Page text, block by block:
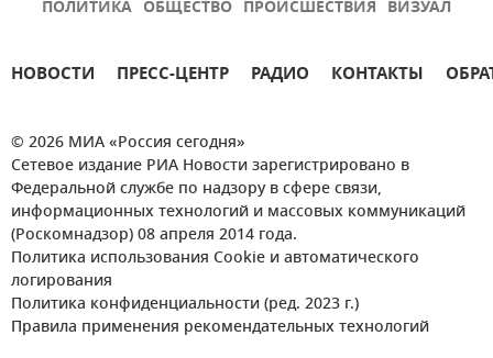
ПОЛИТИКА ОБЩЕСТВО ПРОИСШЕСТВИЯ ВИЗУАЛ
НОВОСТИ ПРЕСС-ЦЕНТР РАДИО КОНТАКТЫ
© 2026 МИА «Россия сегодня»
Сетевое издание РИА Новости зарегистрировано в
Федеральной службе по надзору в сфере связи,
информационных технологий и массовых коммуникаций
(Роскомнадзор) 08 апреля 2014 года.
Политика использования Cookie и автоматического
логирования
Политика конфиденциальности (ред. 2023 г.)
Правила применения рекомендательных технологий